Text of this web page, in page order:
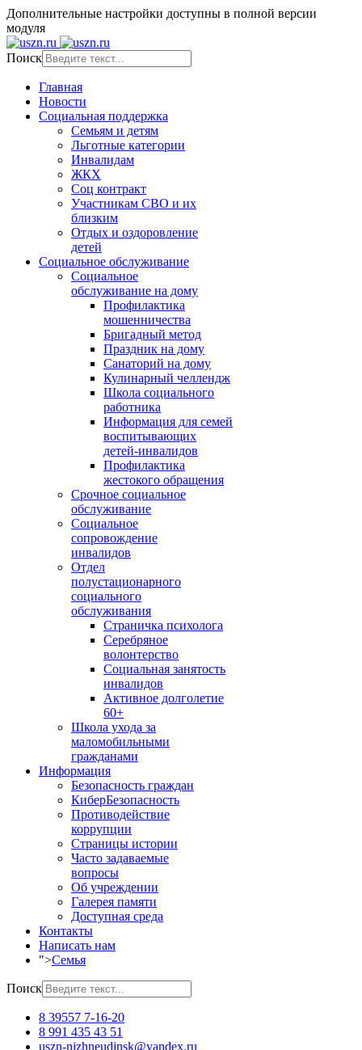
Дополнительные настройки доступны в полной версии
модуля
Поиск
Главная
Новости
Социальная поддержка
Семьям и детям
Льготные категории
Инвалидам
ЖКХ
Соц контракт
Участникам СВО и их
близким
Отдых и оздоровление
детей
Социальное обслуживание
Социальное
обслуживание на дому
Профилактика
мошенничества
Бригадный метод
Праздник на дому
Санаторий на дому
Кулинарный челлендж
Школа социального
работника
Информация для семей
воспитывающих
детей-инвалидов
Профилактика
жестокого обращения
Срочное социальное
обслуживание
Социальное
сопровождение
инвалидов
Отдел
полустационарного
социального
обслуживания
Страничка психолога
Серебряное
волонтерство
Социальная занятость
инвалидов
Активное долголетие
60+
Школа ухода за
маломобильными
гражданами
Информация
Безопасность граждан
КиберБезопасность
Противодействие
коррупции
Страницы истории
Часто задаваемые
вопросы
Об учреждении
Галерея памяти
Доступная среда
Контакты
Написать нам
">Семья
Поиск
8 39557 7-16-20
8 991 435 43 51
uszn-nizhneudinsk@yandex.ru